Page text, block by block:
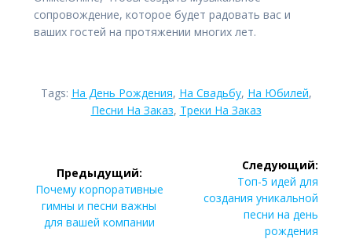
сопровождение, которое будет радовать вас и
ваших гостей на протяжении многих лет.
Tags: На День Рождения, На Свадьбу, На Юбилей,
Песни На Заказ, Треки На Заказ
по
записям
Предыдущий:
Предыдущая
запись:
Почему корпоративные
гимны и песни важны
для вашей компании
Следующий:
Следующая
запись:
Топ-5 идей для
создания уникальной
песни на день
рождения